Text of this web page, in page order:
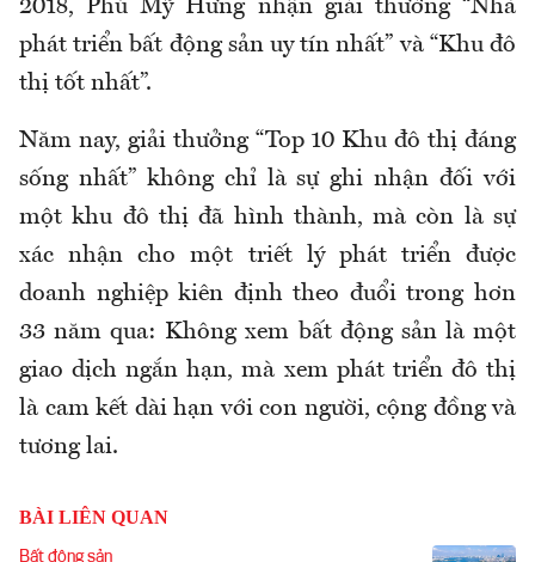
2018, Phú Mỹ Hưng nhận giải thưởng “Nhà
phát triển bất động sản uy tín nhất” và “Khu đô
thị tốt nhất”.
Năm nay, giải thưởng “Top 10 Khu đô thị đáng
sống nhất” không chỉ là sự ghi nhận đối với
một khu đô thị đã hình thành, mà còn là sự
xác nhận cho một triết lý phát triển được
doanh nghiệp kiên định theo đuổi trong hơn
33 năm qua: Không xem bất động sản là một
giao dịch ngắn hạn, mà xem phát triển đô thị
là cam kết dài hạn với con người, cộng đồng và
tương lai.
BÀI LIÊN QUAN
Bất động sản